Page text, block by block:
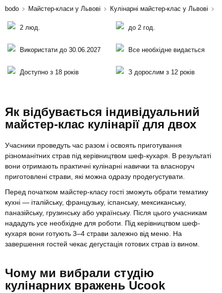
bodo Майстер-класи у Львові Кулінарні майстер-клас у Львові
2 люд. до 2 год.
Використати до 30.06.2027 Все необхідне видається
Доступно з 18 років З дорослим з 12 років
Як відбувається індивідуальний
майстер-клас кулінарії для двох
Учасники проведуть час разом і освоять приготування
різноманітних страв під керівництвом шеф-кухаря. В результаті
вони отримають практичні кулінарні навички та власноруч
приготовлені страви, які можна одразу продегустувати.
Перед початком майстер-класу гості зможуть обрати тематику
кухні — італійську, французьку, іспанську, мексиканську,
паназійську, грузинську або українську. Після цього учасникам
нададуть усе необхідне для роботи. Під керівництвом шеф-
кухаря вони готують 3–4 страви залежно від меню. На
завершення гостей чекає дегустація готових страв із вином.
Чому ми вибрали студію
кулінарних вражень Ucook